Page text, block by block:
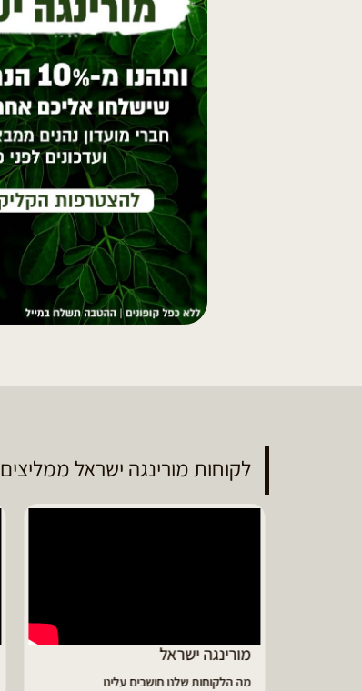
לקוחות מורינגה ישראל ממליצים
ממליץ על מוצרי מורינגה איכותיים
מבית מורינגה ישראל - כפר חיים